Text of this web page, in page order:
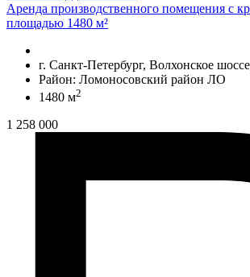
Аренда производственного помещения с
площадью 1480 м²
г. Санкт-Петербург, Волхонское
Район: Ломоносовский район ЛО
1480 м2
1 258 000